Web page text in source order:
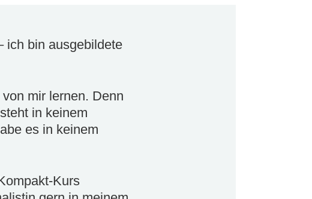
ich bin ausgebildete
mir lernen. Denn
in keinem
es in keinem
Kurs